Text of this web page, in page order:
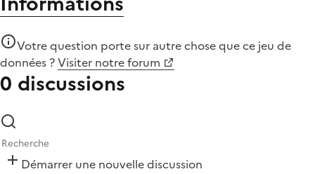
Votre question porte sur autre chose quece jeu de
données ?Visiter notre forum
0 discussions
Démarrer une nouvelle discussion